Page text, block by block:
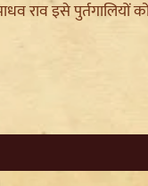
इसे पुर्तगालियों